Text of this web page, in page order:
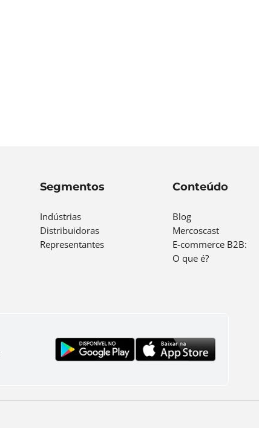
Segmentos
Indústrias
Distribuidoras
Representantes
Conteúdo
Blog
Mercoscast
E-commerce B2B:
O que é?